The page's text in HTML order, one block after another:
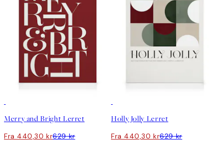
Merry and Bright Lerret
Fra 440,30 kr629 kr
Holly Jolly Lerret
Fra 440,30 kr629 kr